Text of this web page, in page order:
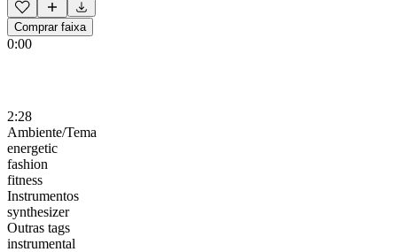
Comprar faixa
0:00
2:28
Ambiente/Tema
energetic
fashion
fitness
Instrumentos
synthesizer
Outras tags
instrumental